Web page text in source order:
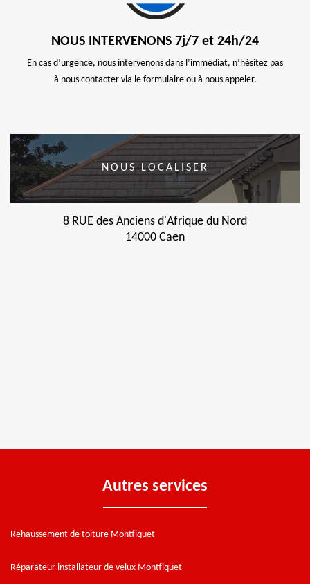
NOUS INTERVENONS 7j/7 et 24h/24
En cas d’urgence, nous intervenons dans l’immédiat, n’hésitez pas
à nous contacter via le formulaire ou à nous appeler.
NOUS LOCALISER
8 RUE des Anciens d'Afrique du Nord
14000 Caen
Autres services
Rehaussement de toiture Montfiquet
Réparateur installateur de velux Montfiquet